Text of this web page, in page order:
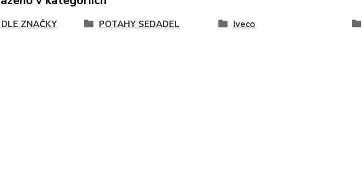
ZNAČKY
POTAHY SEDADEL Iveco